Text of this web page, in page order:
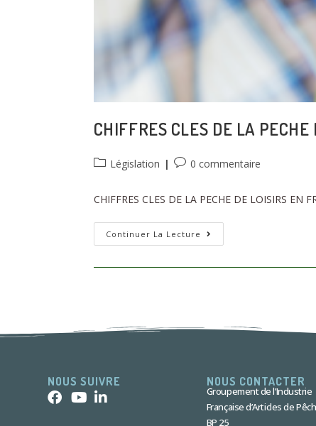
CHIFFRES CLES DE LA
Législation 0 commentaire
CHIFFRES CLES DE LA PECHE DE LOISIRS
Continuer La Lecture
NOUS SUIVRE NOUS CONTACTER
Groupement de l’Industrie
Française d’Articles de
BP 25